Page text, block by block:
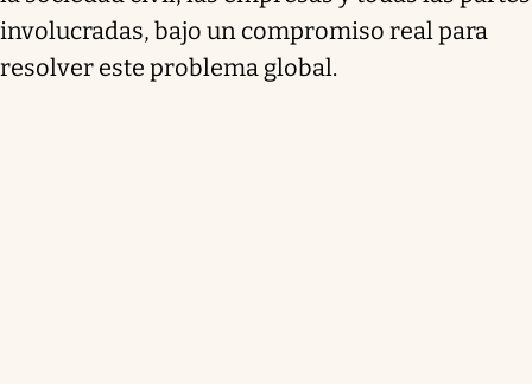
involucradas, bajo un compromiso real para
resolver este problema global.